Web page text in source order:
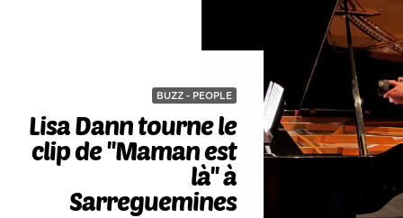
BUZZ - PEOPLE
Lisa Dann tourne le
clip de ''Maman est
là'' à
Sarreguemines